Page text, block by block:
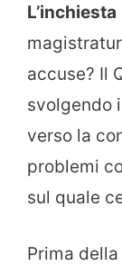
L’inchiesta
accuse? Il
svolgendo
verso la
problemi
sul quale
Prima